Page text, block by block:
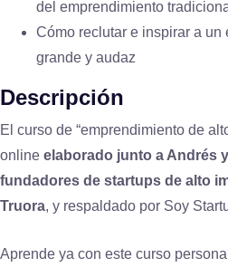
del emprendimiento
Cómo reclutar e inspirar a
grande y audaz
Descripción
El curso de “emprendimiento de
online elaborado junto a Andrés
fundadores de startups de alto
Truora, y respaldado por Soy
Aprende ya con este curso